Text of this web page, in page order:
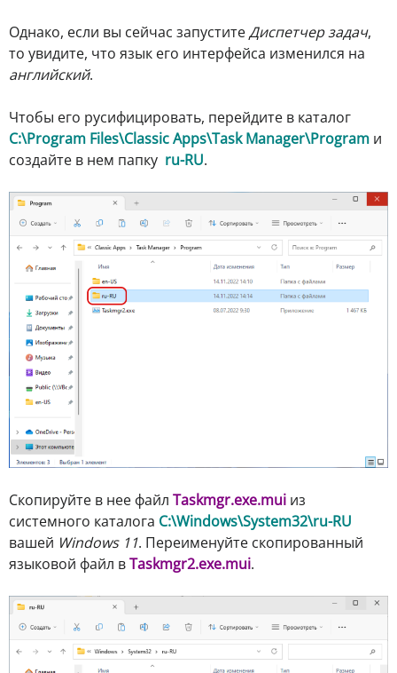
Однако, если вы сейчас запуститеДиспетчер задач,
то увидите, что язык его интерфейса изменился на
английский.
Чтобы его русифицировать, перейдите в каталог
C:\Program Files\Classic Apps\Task Manager\Program и
создайте в нем папку ru-RU.
Скопируйте в нее файл Taskmgr.exe.mui из
системного каталога C:\Windows\System32\ru-RU
вашей Windows 11. Переименуйте скопированный
языковой файл вTaskmgr2.exe.mui.